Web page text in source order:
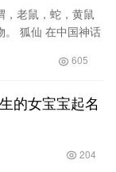
，老鼠，蛇，黄鼠
。 狐仙 在中国神话
605
的女宝宝起名
204